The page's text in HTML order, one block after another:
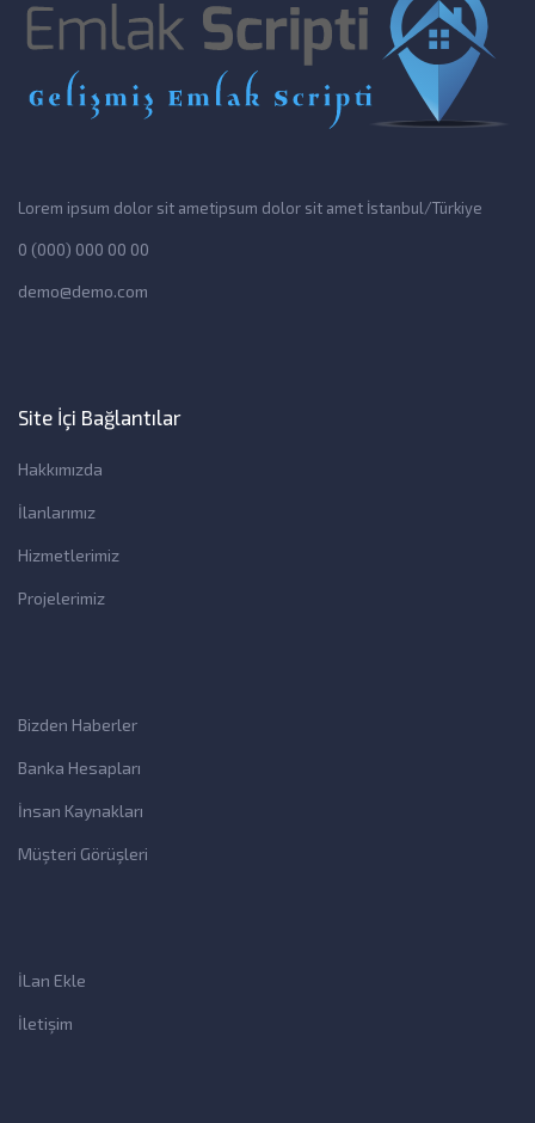
Lorem ipsum dolor sit ametipsum dolor sit amet İstanbul/Türkiye
0 (000) 000 00 00
demo@demo.com
Site İçi Bağlantılar
Hakkımızda
İlanlarımız
Hizmetlerimiz
Projelerimiz
Bizden Haberler
Banka Hesapları
İnsan Kaynakları
Müşteri Görüşleri
İLan Ekle
İletişim